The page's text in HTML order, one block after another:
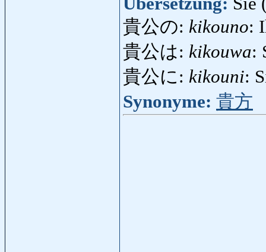
貴公の: kikouno:
貴公は: kikouwa:
貴公に: kikouni:
Synonyme: 貴方